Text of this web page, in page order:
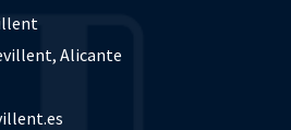
Alicante